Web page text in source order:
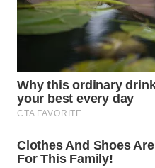
WN
SURABAYA
WN
NATUNA
BINTAN